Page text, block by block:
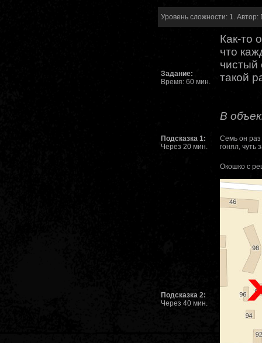
Уровень сложности: 1.
Задание:
Время: 60 мин.
Как-то
что
чистый
такой
В
Подсказка 1:
Через 20 мин.
Семь он
гонял, чуть
Подсказка 2:
Через 40 мин.
Окошко с